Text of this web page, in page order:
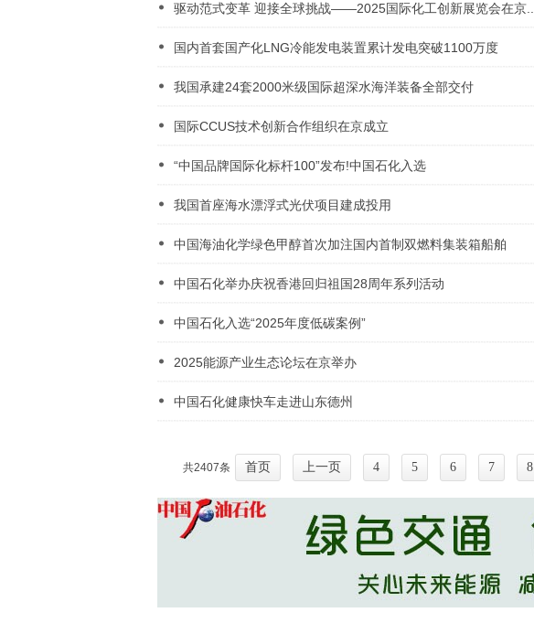
驱动范式变革 迎接全球挑战——2025国际化工创新展览会在京...
国内首套国产化LNG冷能发电装置累计发电突破1100万度
我国承建24套2000米级国际超深水海洋装备全部交付
国际CCUS技术创新合作组织在京成立
“中国品牌国际化标杆100”发布!中国石化入选
我国首座海水漂浮式光伏项目建成投用
中国海油化学绿色甲醇首次加注国内首制双燃料集装箱船舶
中国石化举办庆祝香港回归祖国28周年系列活动
中国石化入选“2025年度低碳案例”
2025能源产业生态论坛在京举办
中国石化健康快车走进山东德州
共2407条 首页 上一页 4 5 6 7 8